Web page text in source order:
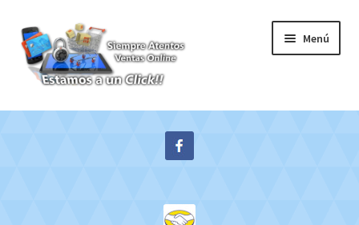
Ir
a
la
navegación
Ir
al
contenido
Menú
Inicio